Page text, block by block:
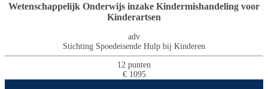
Wetenschappelijk Onderwijs inzake Kindermishandeling voor
Kinderartsen
adv
Stichting Spoedeisende Hulp bij Kinderen
12 punten
€ 1095